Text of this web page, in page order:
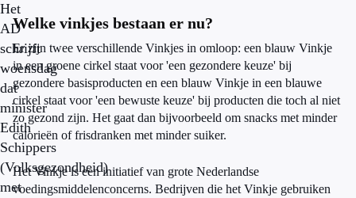
Het
AD
schrijft
woensdag
dat
minister
Edith
Schippers
(Volksgezondheid)
met
Welke vinkjes bestaan er nu?
Er zijn twee verschillende Vinkjes in omloop: een blauw Vinkje
in een groene cirkel staat voor 'een gezondere keuze' bij
gezondere basisproducten en een blauw Vinkje in een blauwe
cirkel staat voor 'een bewuste keuze' bij producten die toch al niet
zo gezond zijn. Het gaat dan bijvoorbeeld om snacks met minder
calorieën of frisdranken met minder suiker.
Het Vinkje is een initiatief van grote Nederlandse
voedingsmiddelenconcerns. Bedrijven die het Vinkje gebruiken